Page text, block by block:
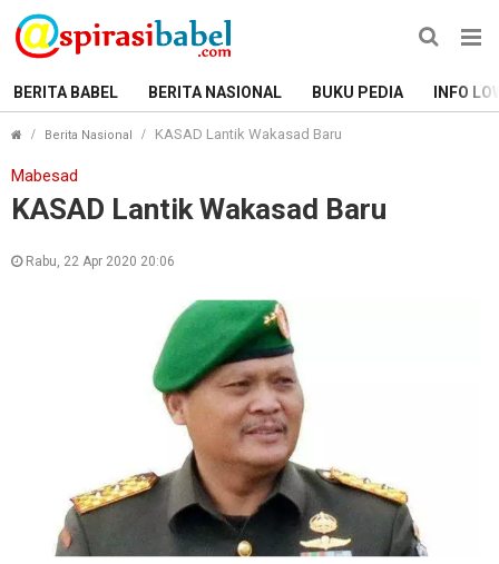
BERITA BABEL BERITA NASIONAL BUKU PEDIA INFO
Berita Nasional KASAD Lantik Wakasad Baru
Mabesad
KASAD Lantik Wakasad Baru
Rabu, 22 Apr 2020 20:06